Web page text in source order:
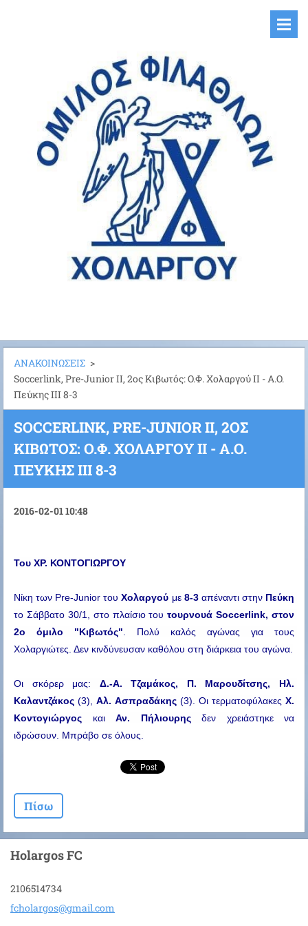
ΑΝΑΚΟΙΝΩΣΕΙΣ >
Soccerlink, Pre-Junior II, 2ος Kιβωτός: O.Φ. Χολαργού ΙΙ - Α.Ο.
Πεύκης ΙΙΙ 8-3
SOCCERLINK, PRE-JUNIOR II, 2ΟΣ
KΙΒΩΤΌΣ: O.Φ. ΧΟΛΑΡΓΟΎ ΙΙ - Α.Ο.
ΠΕΎΚΗΣ ΙΙΙ 8-3
2016-02-01 10:48
Του ΧΡ. ΚΟΝΤΟΓΙΩΡΓΟΥ
Νίκη των Pre-Junior του Χολαργού με 8-3 απέναντι στην Πεύκη
το Σάββατο 30/1, στο πλαίσιο του τουρνουά Soccerlink, στον
2ο όμιλο "Κιβωτός" . Πολύ καλός αγώνας για τους
Χολαργιώτες. Δεν κινδύνευσαν καθόλου στη διάρκεια του αγώνα.
Οι σκόρερ μας: Δ.-Α. Tζαμάκος, Π. Μαρουδίτσης, Ηλ.
Καλαντζάκος (3), Αλ. Aσπραδάκης (3). Οι τερματοφύλακες Χ.
Κοντογιώργος και Αν. Πήλιουρης δεν χρειάστηκε να
ιδρώσουν. Μπράβο σε όλους.
Πίσω
Holargos FC
2106514734
fcholargos@gmail.com